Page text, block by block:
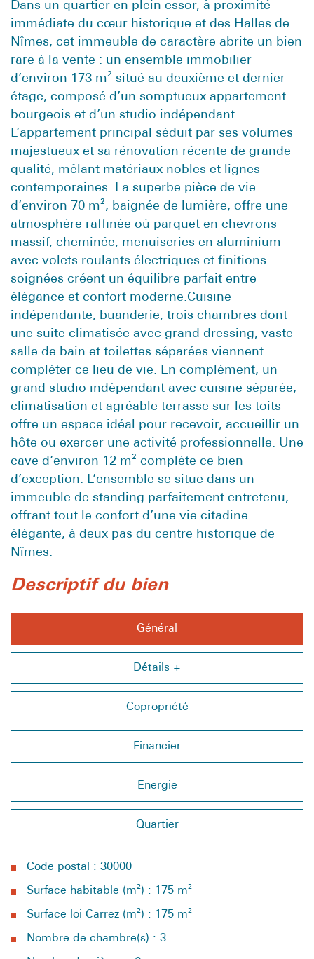
Dans un quartier en plein essor, à proximité
immédiate du cœur historique et des Halles de
Nîmes, cet immeuble de caractère abrite un bien
rare à la vente : un ensemble immobilier
d’environ 173 m² situé au deuxième et dernier
étage, composé d’un somptueux appartement
bourgeois et d’un studio indépendant.
L’appartement principal séduit par ses volumes
majestueux et sa rénovation récente de grande
qualité, mêlant matériaux nobles et lignes
contemporaines. La superbe pièce de vie
d’environ 70 m², baignée de lumière, offre une
atmosphère raffinée où parquet en chevrons
massif, cheminée, menuiseries en aluminium
avec volets roulants électriques et finitions
soignées créent un équilibre parfait entre
élégance et confort moderne.Cuisine
indépendante, buanderie, trois chambres dont
une suite climatisée avec grand dressing, vaste
salle de bain et toilettes séparées viennent
compléter ce lieu de vie. En complément, un
grand studio indépendant avec cuisine séparée,
climatisation et agréable terrasse sur les toits
offre un espace idéal pour recevoir, accueillir un
hôte ou exercer une activité professionnelle. Une
cave d’environ 12 m² complète ce bien
d’exception. L’ensemble se situe dans un
immeuble de standing parfaitement entretenu,
offrant tout le confort d’une vie citadine
élégante, à deux pas du centre historique de
Nîmes.
descriptif du bien
Général
Détails +
Copropriété
Financier
Energie
Quartier
Code postal : 30000
Surface habitable (m²) : 175 m²
Surface loi Carrez (m²) : 175 m²
Nombre de chambre(s) : 3